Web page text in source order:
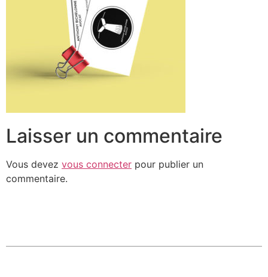
Laisser un commentaire
Vous devez vous connecter pour publier un
commentaire.